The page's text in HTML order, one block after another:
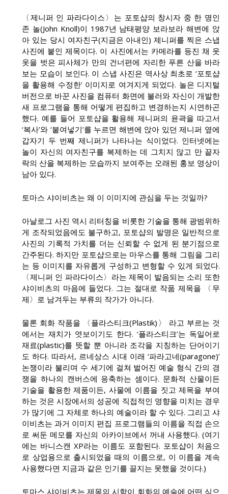
〈제니퍼 인 파라다이스〉는 포토샵의 창시자 중 한 명인
존 놀(John Knoll)이 1987년 남태평양 보라보라 해변에 앉
아 있는 당시 여자친구(지금은 아내인) 제니퍼를 찍은 스냅
사진에 붙인 제목이다. 이 사진에서는 카메라를 등진 채 웃
옷을 벗은 피사체가 만의 건너편에 자리한 푸른 산을 바라
보는 모습이 보인다. 이 스냅 사진은 역사상 최초로 ‘포토샵
을 활용해 수정한’ 이미지로 여겨지게 되었다. 놀은 디지털
버전으로 바꾼 사진을 컴퓨터 화면에 불러와 자신이 개발한
새 프로그램을 통해 어떻게 편집하고 변경하는지 시연하곤
했다. 예를 들어 포토샵을 활용해 제니퍼의 윤곽을 따고서
‘복사’와 ‘붙여넣기’를 누르면 해변에 앉아 있던 제니퍼 옆에
갑자기 두 번째 제니퍼가 나타나는 식이었다. 인터넷에는
놀이 자신의 여자친구를 복제하는 데 그치지 않고 만 끝자
락의 산을 복제하는 모습까지 보여주는 오래된 홍보 영상이
남아 있다.
토마스 샤이비츠는 왜 이 이미지에 관심을 두는 것일까?
아날로그 사진 역시 리터칭을 비롯한 기술을 통해 광범위하
게 조작되었음에도 불구하고, 포토샵의 발명은 일반적으로
사진의 기록적 가치를 더는 신뢰할 수 없게 된 분기점으로
간주된다. 하지만 포토샵으로는 마우스를 통해 그림을 그리
는 등 이미지를 자유롭게 구성하고 변형할 수 있게 되었다.
〈제니퍼 인 파라다이스〉라는 제목이 발음되는 소리 또한
샤이비츠의 마음에 들었다. 그는 절대로 작품 제목을 〈무
제〉로 남겨두는 부류의 작가가 아니다.
물론 회화 작품을 〈플라스티크(Plastik)〉 라고 부르는 것
에서는 재치가 엿보이기도 한다. ‘플라스티크’는 독일어로
재료(plastic)를 뜻할 뿐 아니라 조각을 지칭하는 단어이기
도 하다. 따라서, 르네상스 시대 이래 ‘파라고네(paragone)’
논쟁이라 불리며 수 세기에 걸쳐 벌어진 예술 형식 간의 경
쟁을 하나의 캔버스에 응축하는 셈이다. 문화적 산물이든
기술을 활용한 제품이든, 사물에 이름을 짓고 제목을 부여
하는 것은 시장에서의 성공에 직접적인 영향을 미치는 경우
가 많기에 그 자체로 하나의 예술이라 할 수 있다. 그리고 샤
이비츠는 과거 이미지 편집 프로그램들의 이름을 직접 손으
로 써둔 메모를 자신의 아카이브에서 꺼내 사용했다. (여기
에는 바니스캔 XP라는 이름도 포함된다. 포토샵이 처음으
로 상업용으로 출시되었을 때의 이름으로, 이 이름을 계속
사용했다면 지금과 같은 인기를 끌지는 못했을 것이다.)
토마스 샤이비츠는 제목의 시학이 회화의 예술에 어떤 식으